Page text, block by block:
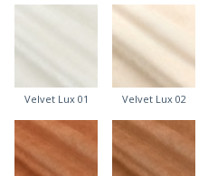
Velvet Lux 01 Velvet Lux 02